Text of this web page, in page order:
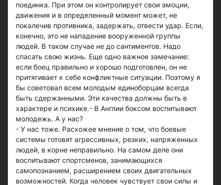
поединка. При этом он контролирует свои эмоции,
движения и в определенный момент может, не
покалечив противника, задержать, отвести удар. Если,
конечно, это не нападение вооруженной группы
людей. В таком случае не до сантиментов. Надо
спасать свою жизнь. Еще одно важное замечание:
если боец правильно и хорошо подготовлен, он не
притягивает к себе конфликтные ситуации. Поэтому я
бы советовал всем молодым единоборцам всегда
быть сдержанными. Эти качества должны быть в
характере и психике.- В Англии боксом воспитывают
молодежь. А у нас?
- У нас тоже. Расхожее мнение о том, что боевые
системы готовят агрессивных, резких, напряженных
людей, в корне неправильно. На самом деле они
воспитывают спортсменов, занимающихся
самопознанием, расширением своих двигательных
возможностей. Когда человек чувствует свои силы и